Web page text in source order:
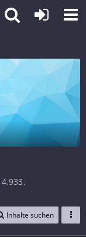
4.933
Inhalte suchen